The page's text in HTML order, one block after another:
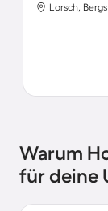
Lorsch,
Warum
für deine